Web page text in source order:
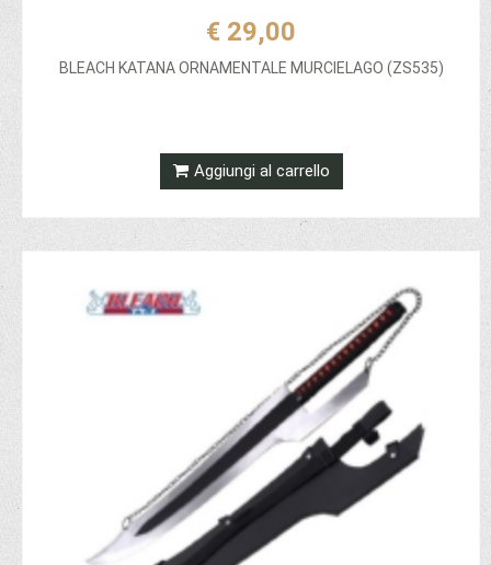
€ 29,00
BLEACH KATANA ORNAMENTALE MURCIELAGO (ZS535)
Aggiungi al carrello